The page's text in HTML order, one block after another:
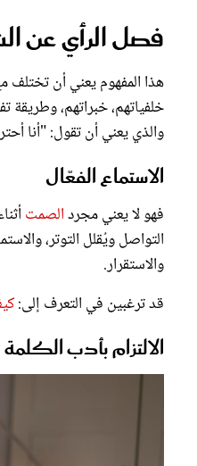
فصل الرأي عن
هذا المفهوم يعني أن
خلفياتهم، خبراتهم،
والذي يعني أن تقول: "أنا
الاستماع الفعّال
فهو لا يعني مجردالصمت
التواصل ويُقلل التوتر،
والاستقرار.
قد ترغبين في التعرف إلى:
الالتزام بأدب الكلمة